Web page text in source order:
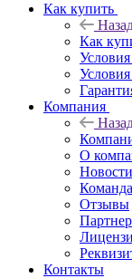
Как купить
Как
Компания
О
Новости
Команда
Отзывы
Контакты